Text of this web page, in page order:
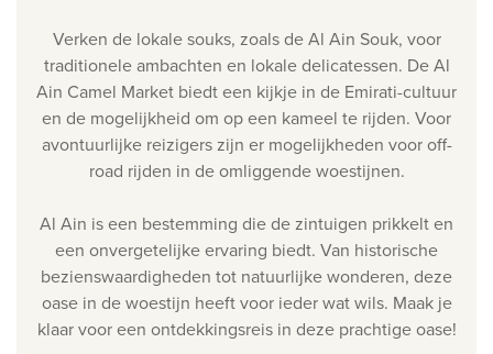
Verken de lokale souks, zoals de Al Ain Souk, voor
traditionele ambachten en lokale delicatessen. De Al
Ain Camel Market biedt een kijkje in de Emirati-cultuur
en de mogelijkheid om op een kameel te rijden. Voor
avontuurlijke reizigers zijn er mogelijkheden voor off-
road rijden in de omliggende woestijnen.
Al Ain is een bestemming die de zintuigen prikkelt en
een onvergetelijke ervaring biedt. Van historische
bezienswaardigheden tot natuurlijke wonderen, deze
oase in de woestijn heeft voor ieder wat wils. Maak je
klaar voor een ontdekkingsreis in deze prachtige oase!